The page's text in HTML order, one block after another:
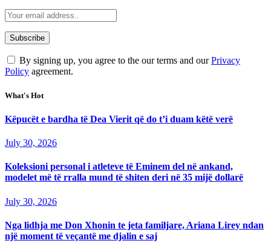
By signing up, you agree to the our terms and ourPrivacy
Policy agreement.
What's Hot
Këpucët e bardha të Dea Vierit që do t’i duam këtë verë
July 30, 2026
Koleksioni personal i atleteve të Eminem del në ankand,
modelet më të rralla mund të shiten deri në 35 mijë dollarë
July 30, 2026
Nga lidhja me Don Xhonin te jeta familjare, Ariana Lirey ndan
një moment të veçantë me djalin e saj